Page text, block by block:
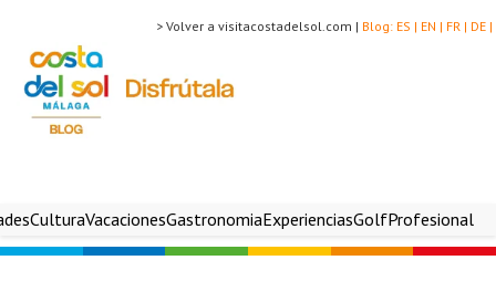
DE |
FR |
EN |
ES |
Blog:
> Volver a visitacostadelsol.com |
CulturaVacacionesGastronomiaExperienciasGolfProfesional